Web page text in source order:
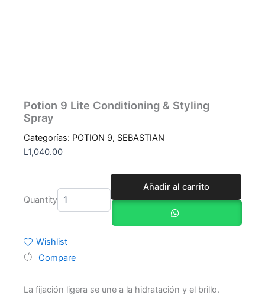
Potion 9 Lite Conditioning & Styling
Spray
Categorías: POTION 9, SEBASTIAN
L1,040.00
Quantity
9
Lite
Conditioning
Styling
cantidad
Añadir al carrito
Wishlist
Compare
La fijación ligera se une a la hidratación y el brillo.